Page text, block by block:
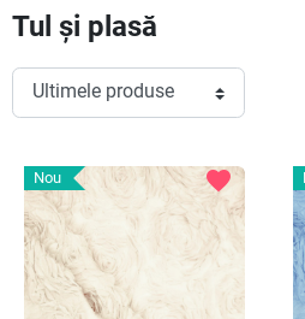
Tul și plasă
Nou favorite